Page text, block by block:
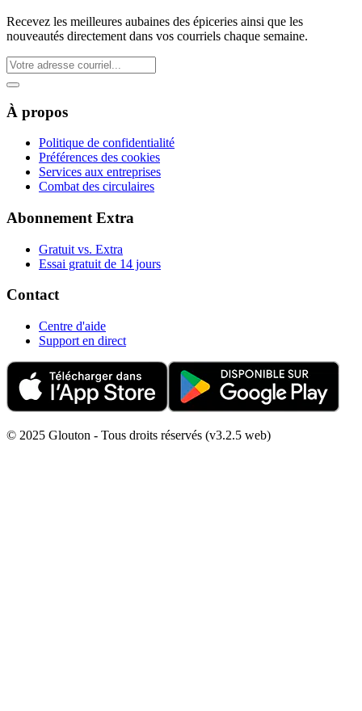
Recevez les meilleures aubaines des épiceries ainsi que les
nouveautés directement dans vos courriels chaque semaine.
À propos
Politique de confidentialité
Préférences des cookies
Services aux entreprises
Combat des circulaires
Abonnement Extra
Gratuit vs. Extra
Essai gratuit de 14 jours
Contact
Centre d'aide
Support en direct
© 2025 Glouton - Tous droits réservés (v3.2.5 web)